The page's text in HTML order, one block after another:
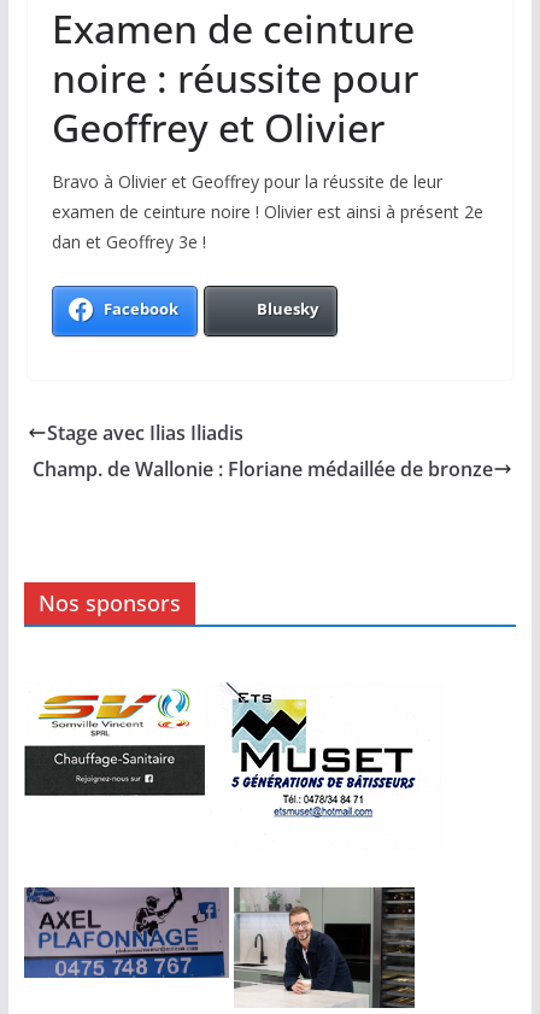
Examen de ceinture
noire : réussite pour
Geoffrey et Olivier
Bravo à Olivier et Geoffrey pour la réussite de leur
examen de ceinture noire ! Olivier est ainsi à présent 2e
dan et Geoffrey 3e !
Facebook Bluesky
Stage avec Ilias Iliadis
Champ. de Wallonie : Floriane médaillée de bronze
Nos sponsors